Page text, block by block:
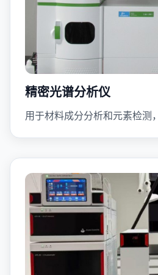
精密光谱分析仪
用于材料成分分析和元素检测